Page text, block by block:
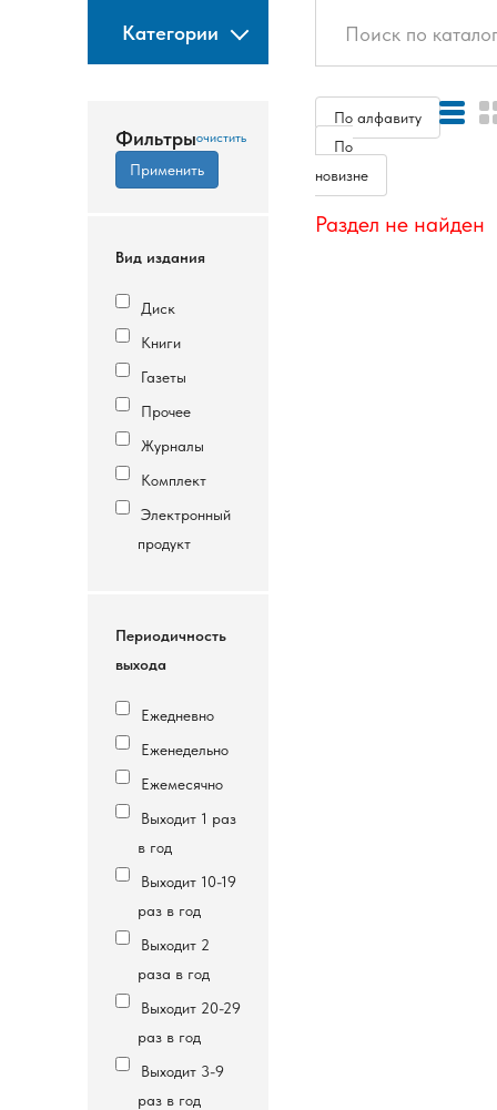
Категории
Фильтры
Вид издания
Диск
Книги
Газеты
Прочее
Журналы
Комплект
Электронный
продукт
Периодичность
выхода
Ежедневно
Еженедельно
Ежемесячно
Выходит 1 раз
в год
Выходит 10-19
раз в год
Выходит 2
раза в год
Выходит 20-29
раз в год
Выходит 3-9
раз в год
По алфавиту
По
новизне
Раздел не найден